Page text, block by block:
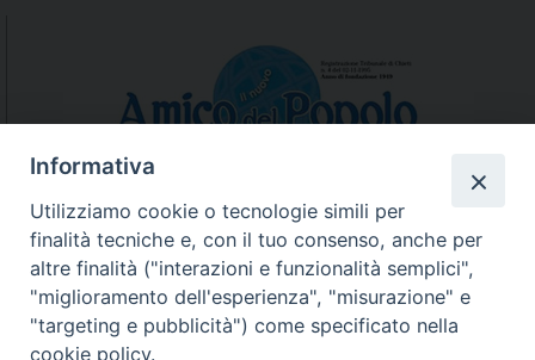
N.7/8 LUGLIO AGOSTO
N. 6 GIUGNO 2026
N°5 MAGGIO 2026
N° 4 APRILE 2026
Informativa
Utilizziamo cookie o tecnologie simili per
finalità tecniche e, con il tuo consenso, anche per
altre finalità ("interazioni e funzionalità semplici",
"miglioramento dell'esperienza", "misurazione" e
"targeting e pubblicità") come specificato nella
cookie policy.